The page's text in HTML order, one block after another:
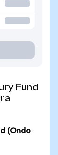
Fund
(Ondo